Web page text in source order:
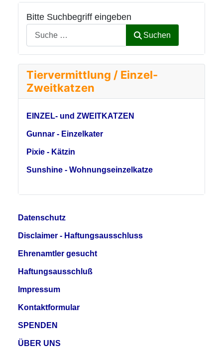
Bitte Suchbegriff eingeben
Suchen
Tiervermittlung / Einzel-
Zweitkatzen
EINZEL- und ZWEITKATZEN
Gunnar - Einzelkater
Pixie - Kätzin
Sunshine - Wohnungseinzelkatze
Datenschutz
Disclaimer - Haftungsausschluss
Ehrenamtler gesucht
Haftungsausschluß
Impressum
Kontaktformular
SPENDEN
ÜBER UNS